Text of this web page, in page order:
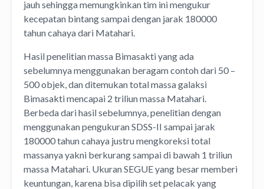
jauh sehingga memungkinkan tim ini mengukur
kecepatan bintang sampai dengan jarak 180000
tahun cahaya dari Matahari.
Hasil penelitian massa Bimasakti yang ada
sebelumnya menggunakan beragam contoh dari 50 –
500 objek, dan ditemukan total massa galaksi
Bimasakti mencapai 2 triliun massa Matahari.
Berbeda dari hasil sebelumnya, penelitian dengan
menggunakan pengukuran SDSS-II sampai jarak
180000 tahun cahaya justru mengkoreksi total
massanya yakni berkurang sampai di bawah 1 triliun
massa Matahari. Ukuran SEGUE yang besar memberi
keuntungan, karena bisa dipilih set pelacak yang